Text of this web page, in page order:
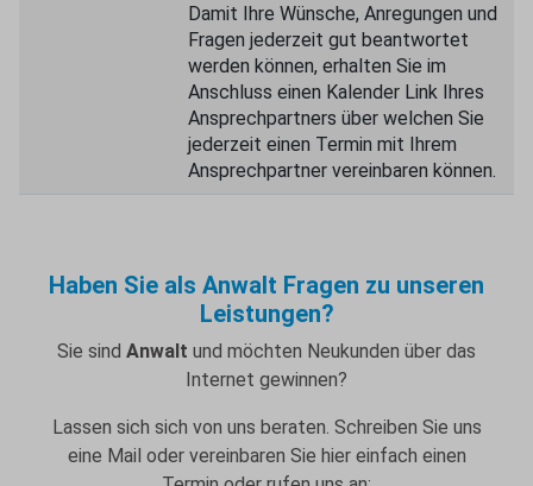
Damit Ihre Wünsche, Anregungen und
Fragen jederzeit gut beantwortet
werden können, erhalten Sie im
Anschluss einen Kalender Link Ihres
Ansprechpartners über welchen Sie
jederzeit einen Termin mit Ihrem
Ansprechpartner vereinbaren können.
Haben Sie als Anwalt Fragen zu unseren
Leistungen?
Sie sind Anwalt und möchten Neukunden über das
Internet gewinnen?
Lassen sich sich von uns beraten. Schreiben Sie uns
eine Mail oder vereinbaren Sie hier einfach einen